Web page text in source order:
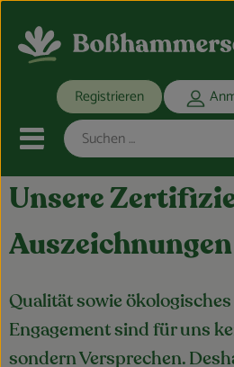
Registrieren
Mobiles Menu
THEMENWELTEN
ANGEBOTE
Unsere
Auszeichnungen
Qualität sowie
Engagement sind für uns
sondern Versprechen.